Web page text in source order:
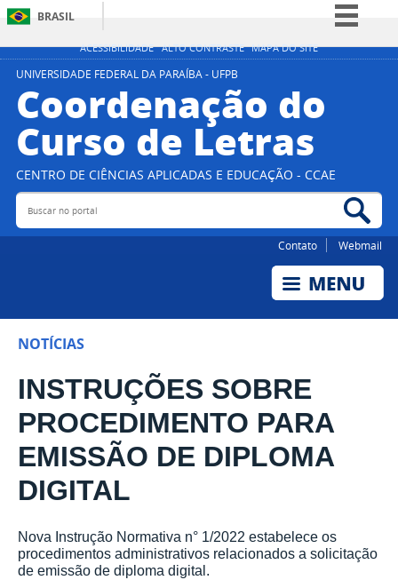
ACESSIBILIDADE ALTO CONTRASTE MAPA DO SITE
BRASIL
Simplifique!
Participe
Acesso à informação
Legislação
Canais
UNIVERSIDADE FEDERAL DA PARAÍBA - UFPB
Coordenação do
Curso de Letras
CENTRO DE CIÊNCIAS APLICADAS E EDUCAÇÃO - CCAE
Buscar no portal
Contato Webmail
NOTÍCIAS
INSTRUÇÕES SOBRE
PROCEDIMENTO PARA
EMISSÃO DE DIPLOMA
DIGITAL
Nova Instrução Normativa n° 1/2022 estabelece os
procedimentos administrativos relacionados a solicitação
de emissão de diploma digital.